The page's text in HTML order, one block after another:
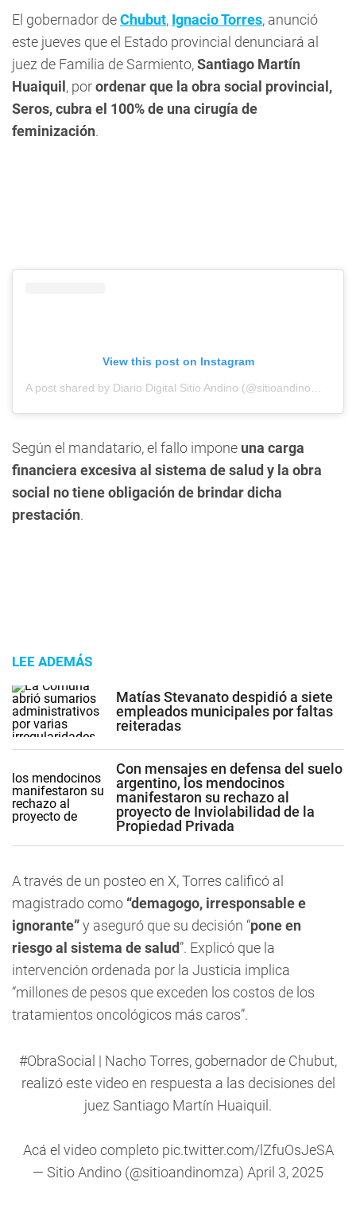
El gobernador deChubut, Ignacio Torres, anunció
este jueves que el Estado provincial denunciará al
juez de Familia de Sarmiento,Santiago Martín
Huaiquil , porordenar que la obra social provincial,
Seros, cubra el 100% de una cirugía de
feminización.
View this post on Instagram
Según el mandatario, el fallo impone una carga
financiera excesiva al sistema de salud y la obra
social no tiene obligación de brindar dicha
prestación.
LEE ADEMÁS
Matías Stevanato despidió a siete
empleados municipales por faltas
reiteradas
Con mensajes en defensa del suelo
argentino, los mendocinos
manifestaron su rechazo al
proyecto de Inviolabilidad de la
Propiedad Privada
A través de un posteo en X, Torres calificó al
magistrado como “demagogo, irresponsable e
ignorante”y aseguró que su decisión “pone en
riesgo al sistema de salud”. Explicó que la
intervención ordenada por la Justicia implica
“millones de pesos que exceden los costos de los
tratamientos oncológicos más caros”.
#ObraSocial | Nacho Torres, gobernador de Chubut,
realizó este video en respuesta a las decisiones del
juez Santiago Martín Huaiquil.
Acá el video completo pic.twitter.com/lZfuOsJeSA
— Sitio Andino (@sitioandinomza) April 3, 2025